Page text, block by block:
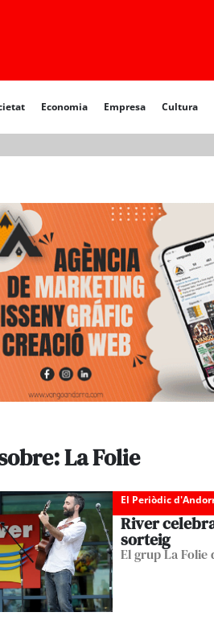
Economia Empresa Cultura
La Folie
El Periòdic
River
sorteig
El grup La Folie